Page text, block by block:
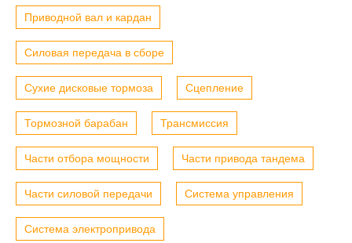
Приводной вал и кардан
Силовая передача в сборе
Сухие дисковые тормоза Сцепление
Тормозной барабан Трансмиссия
Части отбора мощности Части привода тандема
Части силовой передачи Система управления
Система электропривода